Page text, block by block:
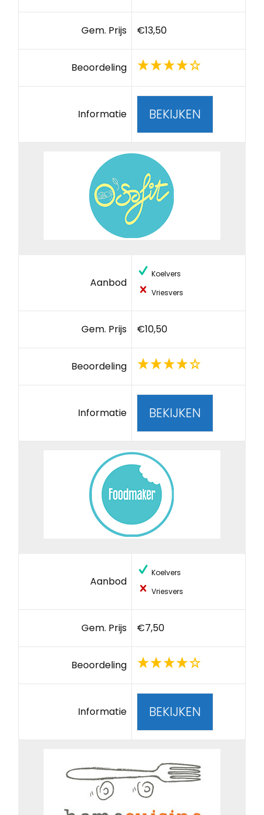
Gem. Prijs €13,50
Beoordeling
Informatie BEKIJKEN
Aanbod
Koelvers
Vriesvers
Gem. Prijs €10,50
Beoordeling
Informatie BEKIJKEN
Aanbod
Koelvers
Vriesvers
Gem. Prijs €7,50
Beoordeling
Informatie BEKIJKEN